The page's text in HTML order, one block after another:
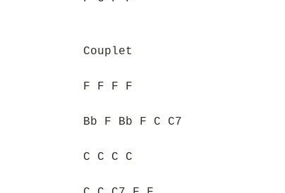
Couplet
F F F F
Bb F Bb F C C7
C C C C